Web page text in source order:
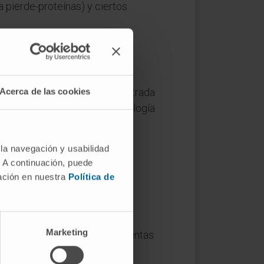
Acerca de las cookies
navegación y usabilidad
continuación, puede
en nuestra Política de
Marketing
pierde-proteínas) y ciertos
farmacéuticos de
ambos usos: en esta entrada
las indicaciones, la posología
distinta del diccionario,
en la década de 1930,
banda gamma —las más lentas